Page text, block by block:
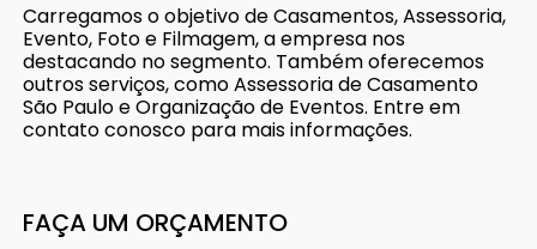
Carregamos o objetivo de Casamentos, Assessoria,
Evento, Foto e Filmagem, a empresa nos
destacando no segmento. Também oferecemos
outros serviços, como Assessoria de Casamento
São Paulo e Organização de Eventos. Entre em
contato conosco para mais informações.
FAÇA UM ORÇAMENTO